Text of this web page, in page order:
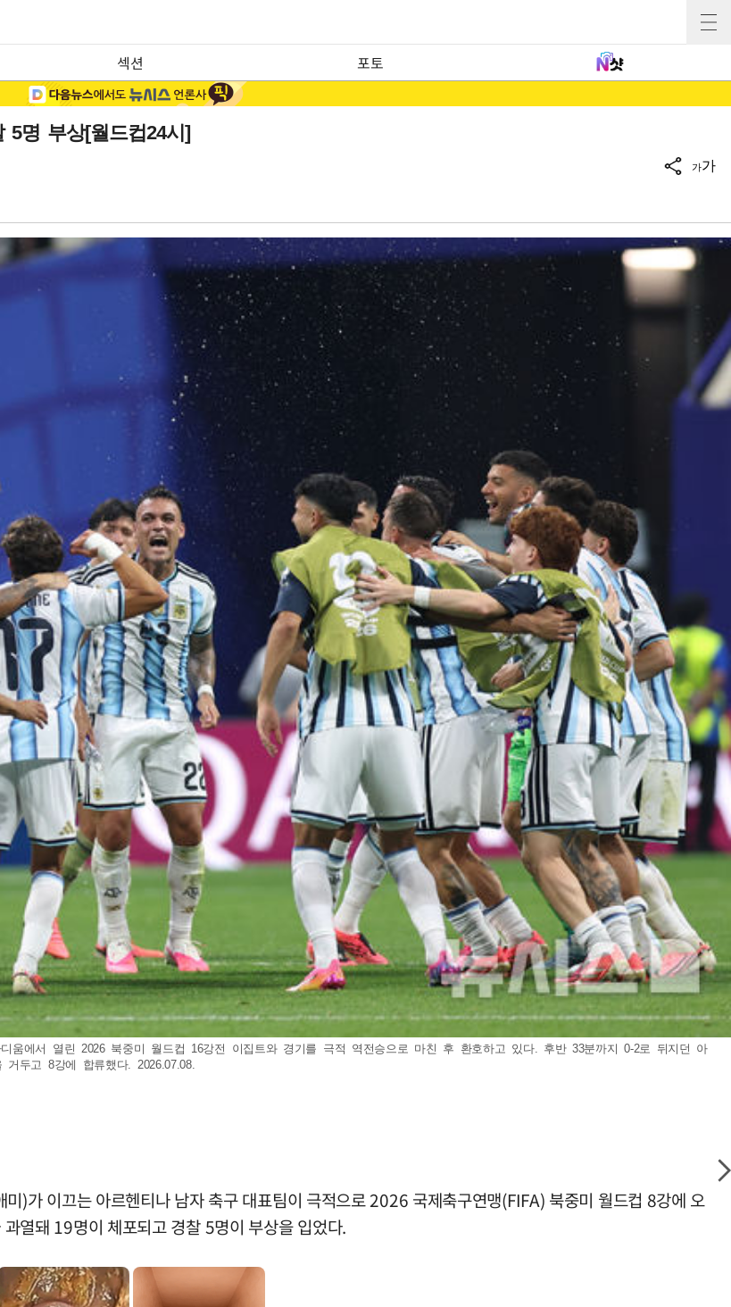
섹션 포토
명 부상[월드컵24시]
가가
움에서 열린 2026 북중미 월드컵 16강전 이집트와 경기를 극적 역전승으로 마친 후 환호하고 있다. 후반 33분까지 0-2로 뒤지던 아
두고 8강에 합류했다. 2026.07.08.
)가 이끄는 아르헨티나 남자 축구 대표팀이 극적으로 2026 국제축구연맹(FIFA) 북중미 월드컵 8강에 오
열돼 19명이 체포되고 경찰 5명이 부상을 입었다.